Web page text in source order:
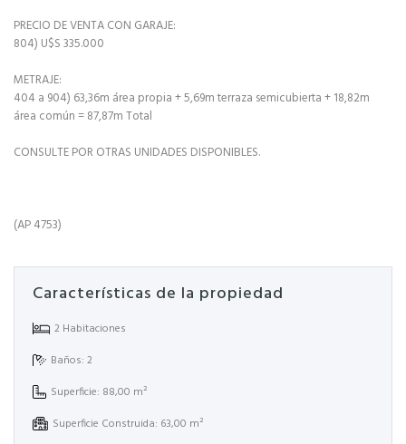
PRECIO DE VENTA CON GARAJE:
804) U$S 335.000
METRAJE:
404 a 904) 63,36m área propia + 5,69m terraza semicubierta + 18,82m
área común = 87,87m Total
CONSULTE POR OTRAS UNIDADES DISPONIBLES.
(AP 4753)
Características de la propiedad
2 Habitaciones
Baños: 2
Superficie: 88,00 m²
Superficie Construida: 63,00 m²